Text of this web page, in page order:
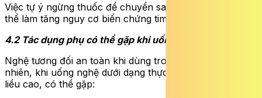
Việc tự ý ngừng thuốc để chuyển sang dùng nghệ có
thể làm tăng nguy cơ biến chứng tim mạch.
4.2 Tác dụng phụ có thể gặp khi uống nghệ
Nghệ tương đối an toàn khi dùng trong chế độ ăn. Tuy
nhiên, khi uống nghệ dưới dạng thực phẩm chức năng
liều cao, có thể gặp: